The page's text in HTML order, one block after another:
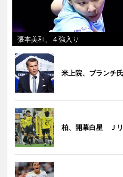
張本美和、４強入り
米上院、ブランチ
柏、開幕白星 Ｊ